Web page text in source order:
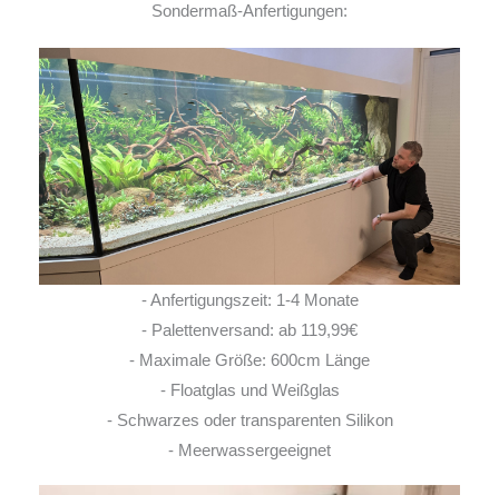
Sondermaß-Anfertigungen:
- Anfertigungszeit: 1-4 Monate
- Palettenversand: ab 119,99€
- Maximale Größe: 600cm Länge
- Floatglas und Weißglas
- Schwarzes oder transparenten Silikon
- Meerwassergeeignet